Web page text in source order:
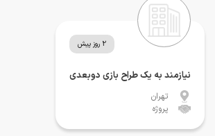
2 روز پیش
نیازمند به یک طراح بازی دوبعدی
تهران
پروژه